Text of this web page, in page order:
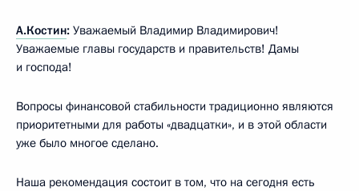
А.Костин: Уважаемый Владимир Владимирович!
Уважаемые главы государств и правительств! Дамы
и господа!
Вопросы финансовой стабильности традиционно являются
приоритетными для работы «двадцатки», и в этой области
уже было многое сделано.
Наша рекомендация состоит в том, что на сегодня есть